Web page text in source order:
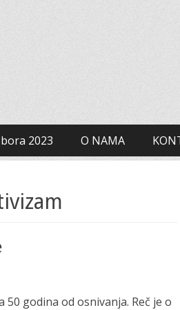
aktivizam
2023 O NAMA
50 godina od osnivanja. Reč je o